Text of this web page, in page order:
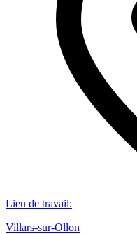
Lieu de travail:
Villars-sur-Ollon